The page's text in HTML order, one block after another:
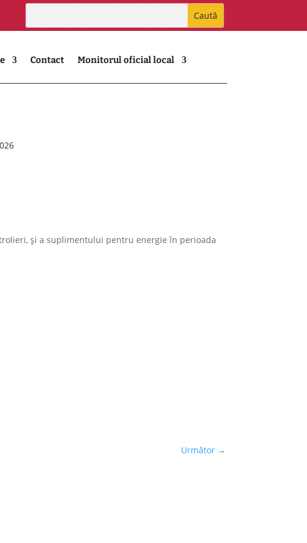
Contact Monitorul oficial local
și a suplimentului pentru energie în perioada
Următor→